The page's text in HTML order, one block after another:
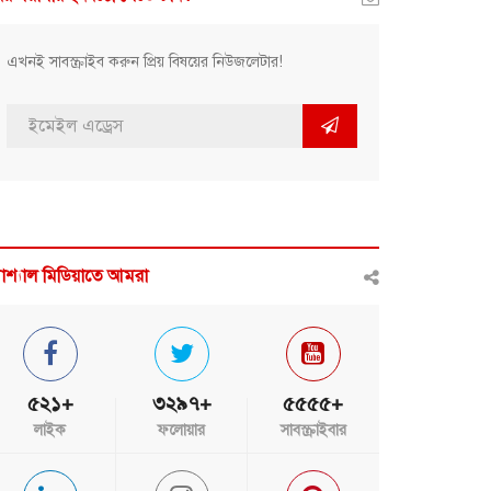
এখনই সাবস্ক্রাইব করুন প্রিয় বিষয়ের নিউজলেটার!
মিডিয়াতে আমরা
৫২১+
লাইক
৩২৯৭+
ফলোয়ার
৫৫৫৫+
সাবস্ক্রাইবার